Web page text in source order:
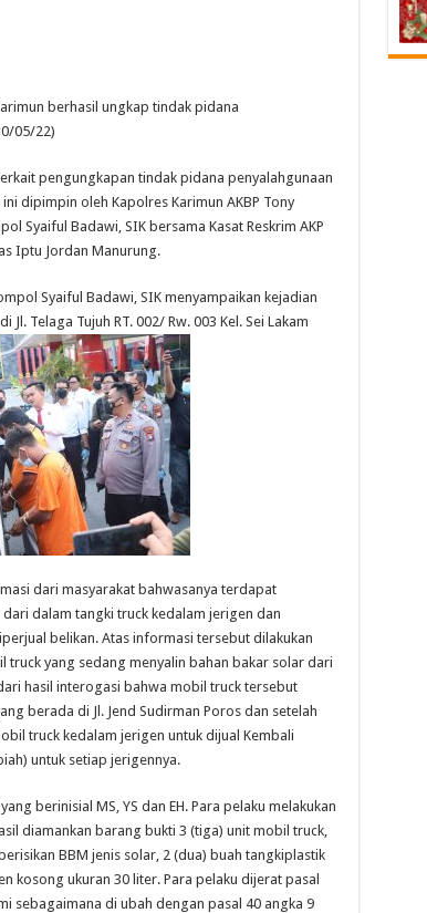
berhasil ungkap tindak pidana
05/22)
pengungkapan tindak pidana penyalahgunaan
dipimpin oleh Kapolres Karimun AKBP Tony
Syaiful Badawi, SIK bersama Kasat Reskrim AKP
Iptu Jordan Manurung.
Syaiful Badawi, SIK menyampaikan kejadian
Telaga Tujuh RT. 002/ Rw. 003 Kel. Sei Lakam
dari masyarakat bahwasanya terdapat
dalam tangki truck kedalam jerigen dan
belikan. Atas informasi tersebut dilakukan
yang sedang menyalin bahan bakar solar dari
hasil interogasi bahwa mobil truck tersebut
berada di Jl. Jend Sudirman Poros dan setelah
truck kedalam jerigen untuk dijual Kembali
untuk setiap jerigennya.
berinisial MS, YS dan EH. Para pelaku melakukan
diamankan barang bukti 3 (tiga) unit mobil truck,
BBM jenis solar, 2 (dua) buah tangkiplastik
kosong ukuran 30 liter. Para pelaku dijerat pasal
sebagaimana di ubah dengan pasal 40 angka 9